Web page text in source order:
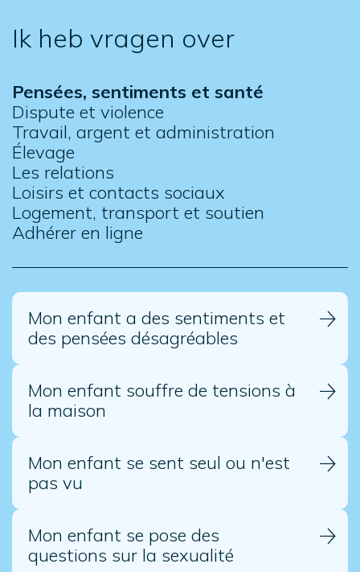
Ik heb vragen over
Pensées, sentiments et santé
Dispute et violence
Travail, argent et administration
Élevage
Les relations
Loisirs et contacts sociaux
Logement, transport et soutien
Adhérer en ligne
Mon enfant a des sentiments et
des pensées désagréables
Mon enfant souffre de tensions à
la maison
Mon enfant se sent seul ou n'est
pas vu
Mon enfant se pose des
questions sur la sexualité